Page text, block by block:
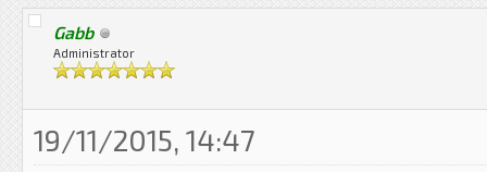
Gabb
Administrator
19/11/2015, 14:47